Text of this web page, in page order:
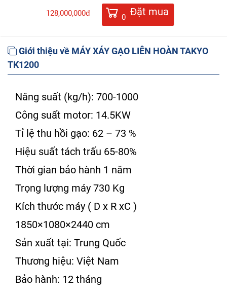
128,000,000đ 0 Đặt mua
Giới thiệu về MÁY XÁY GẠO LIÊN HOÀN TAKYO
TK1200
Năng suất (kg/h): 700-1000
Công suất motor: 14.5KW
Tỉ lệ thu hồi gạo: 62 – 73 %
Hiệu suất tách trấu 65-80%
Thời gian bảo hành 1 năm
Trọng lượng máy 730 Kg
Kích thước máy ( D x R xC )
1850×1080×2440 cm
Sản xuất tại: Trung Quốc
Thương hiệu: Việt Nam
Bảo hành: 12 tháng